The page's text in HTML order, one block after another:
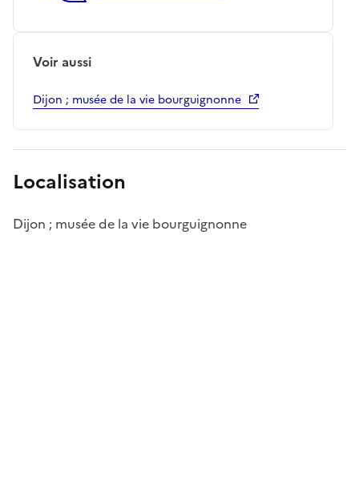
Voir aussi
Dijon ; musée de la vie bourguignonne
Localisation
Dijon ; musée de la vie bourguignonne